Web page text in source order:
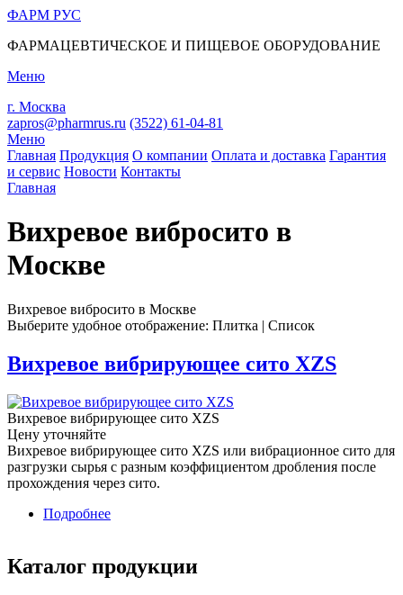
ФАРМ РУС
ФАРМАЦЕВТИЧЕСКОЕ И ПИЩЕВОЕ ОБОРУДОВАНИЕ
Меню
г. Москва
zapros@pharmrus.ru (3522) 61-04-81
Меню
Главная Продукция О компании Оплата и доставка Гарантия
и сервис Новости Контакты
Главная
Вихревое вибросито в
Москве
Вихревое вибросито в Москве
Выберите удобное отображение: Плитка | Список
Вихревое вибрирующее сито XZS
Вихревое вибрирующее сито XZS
Цену уточняйте
Вихревое вибрирующее сито XZS или вибрационное сито для
разгрузки сырья с разным коэффициентом дробления после
прохождения через сито.
Подробнее
Каталог продукции